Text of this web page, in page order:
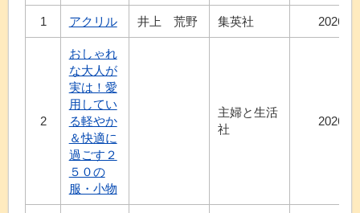
1 アクリル 井上 荒野 集英社 2026.7
2
おしゃれ
な大人が
実は！愛
用してい
る軽やか
＆快適に
過ごす２
５０の
服・小物
主婦と生活
社
2026.7